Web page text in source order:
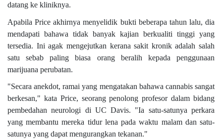
datang ke kliniknya.
Apabila Price akhirnya menyelidik bukti beberapa tahun lalu, dia
mendapati bahawa tidak banyak kajian berkualiti tinggi yang
tersedia. Ini agak mengejutkan kerana sakit kronik adalah salah
satu sebab paling biasa orang beralih kepada penggunaan
marijuana perubatan.
"Secara anekdot, ramai yang mengatakan bahawa cannabis sangat
berkesan," kata Price, seorang penolong profesor dalam bidang
pembedahan neurologi di UC Davis. "Ia satu-satunya perkara
yang membantu mereka tidur lena pada waktu malam dan satu-
satunya yang dapat mengurangkan tekanan."